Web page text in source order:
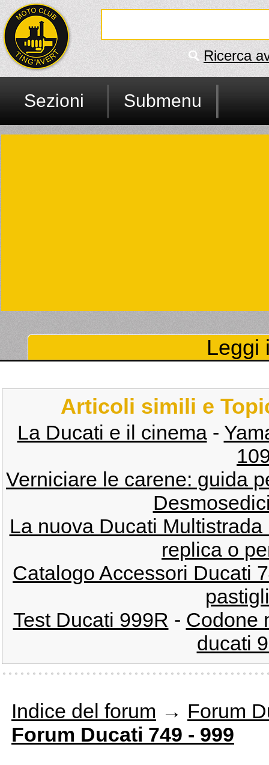
Ricerca
Sezioni Submenu
Leggi
Articoli simili e
La Ducati e il cinema-
Verniciare le carene: guida
La nuova Ducati Multistrada
replica o
Catalogo Accessori Ducati
Test Ducati 999R - Codone
ducati
Indice del forum → Forum
Forum Ducati 749 - 999